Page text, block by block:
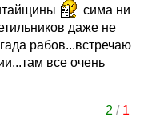
сима ни
даже не
рабов...встречаю
все очень
2 / 1